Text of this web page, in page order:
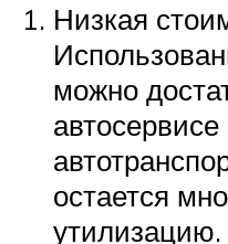
Низкая
можно
остается